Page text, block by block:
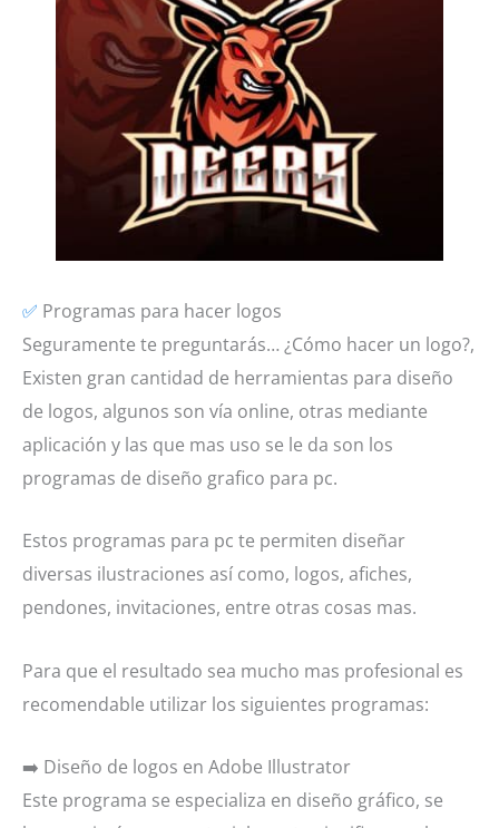
✅ Programas para hacer logos
Seguramente te preguntarás… ¿Cómo hacer un logo?,
Existen gran cantidad de herramientas para diseño
de logos, algunos son vía online, otras mediante
aplicación y las que mas uso se le da son los
programas de diseño grafico para pc.
Estos programas para pc te permiten diseñar
diversas ilustraciones así como, logos, afiches,
pendones, invitaciones, entre otras cosas mas.
Para que el resultado sea mucho mas profesional es
recomendable utilizar los siguientes programas:
➡️ Diseño de logos en Adobe Illustrator
Este programa se especializa en diseño gráfico, se